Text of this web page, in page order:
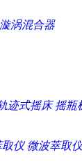
漩涡混合器
迹式摇床 摇瓶
取仪 微波萃取仪